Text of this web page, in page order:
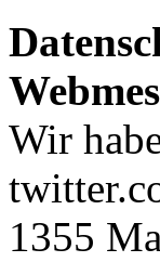
Wir
1355